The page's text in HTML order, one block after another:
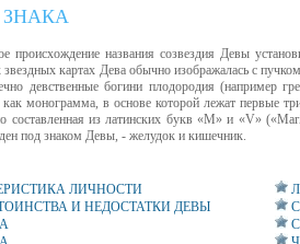
ЗНАКА
происхождение названия созвездия Девы
картах Дева обычно изображалась с
девственные богини плодородия (например
как монограмма, в основе которой лежат первые
составленная из латинских букв «М» и «V»
под знаком Девы, - желудок и кишечник.
ЛИЧНОСТИ
И НЕДОСТАТКИ ДЕВЫ